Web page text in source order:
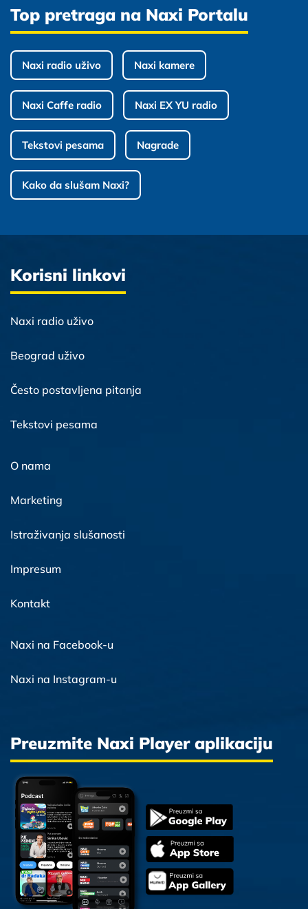
Top pretraga na Naxi Portalu
Naxi radio uživo Naxi kamere
Naxi Caffe radio Naxi EX YU radio
Tekstovi pesama Nagrade
Kako da slušam Naxi?
Korisni linkovi
Naxi radio uživo
Beograd uživo
Često postavljena pitanja
Tekstovi pesama
O nama
Marketing
Istraživanja slušanosti
Impresum
Kontakt
Naxi na Facebook-u
Naxi na Instagram-u
Preuzmite Naxi Player aplikaciju